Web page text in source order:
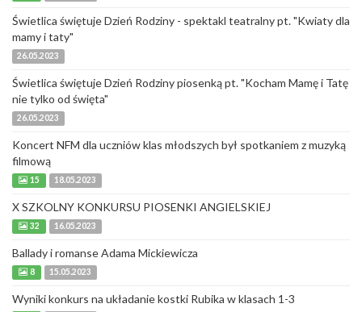
Świetlica świętuje Dzień Rodziny - spektakl teatralny pt. "Kwiaty dla
mamy i taty"
26.05.2023
Świetlica świętuje Dzień Rodziny piosenką pt. "Kocham Mamę i Tatę
nie tylko od święta"
26.05.2023
Koncert NFM dla uczniów klas młodszych był spotkaniem z muzyką
filmową
15 18.05.2023
X SZKOLNY KONKURSU PIOSENKI ANGIELSKIEJ
32 16.05.2023
Ballady i romanse Adama Mickiewicza
8 15.05.2023
Wyniki konkurs na układanie kostki Rubika w klasach 1-3